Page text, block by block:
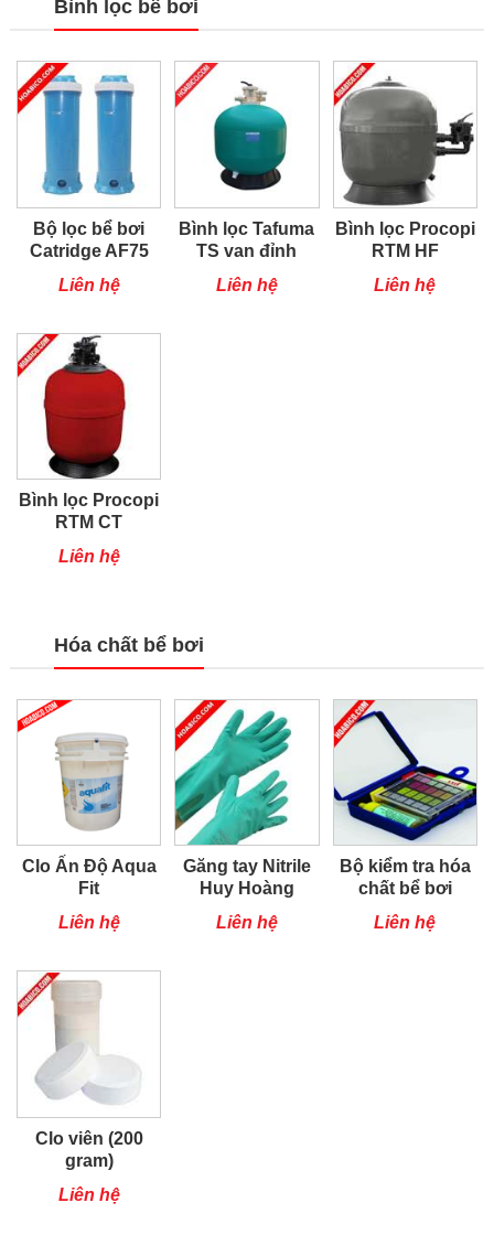
Bình lọc bể bơi
Bộ lọc bể bơi
Catridge AF75
Liên hệ
Bình lọc Tafuma
TS van đỉnh
Liên hệ
Bình lọc Procopi
RTM HF
Liên hệ
Bình lọc Procopi
RTM CT
Liên hệ
Hóa chất bể bơi
Clo Ấn Độ Aqua
Fit
Liên hệ
Găng tay Nitrile
Huy Hoàng
Liên hệ
Bộ kiểm tra hóa
chất bể bơi
Liên hệ
Clo viên (200
gram)
Liên hệ